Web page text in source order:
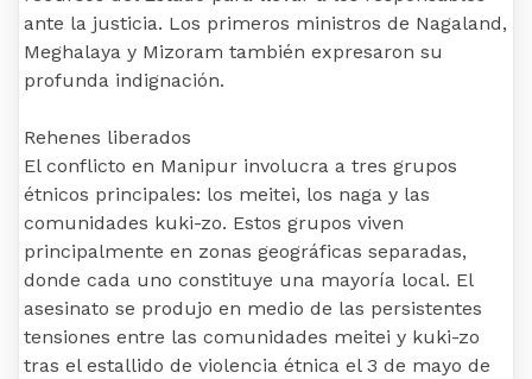
ante la justicia. Los primeros ministros de Nagaland,
Meghalaya y Mizoram también expresaron su
profunda indignación.
Rehenes liberados
El conflicto en Manipur involucra a tres grupos
étnicos principales: los meitei, los naga y las
comunidades kuki-zo. Estos grupos viven
principalmente en zonas geográficas separadas,
donde cada uno constituye una mayoría local. El
asesinato se produjo en medio de las persistentes
tensiones entre las comunidades meitei y kuki-zo
tras el estallido de violencia étnica el 3 de mayo de